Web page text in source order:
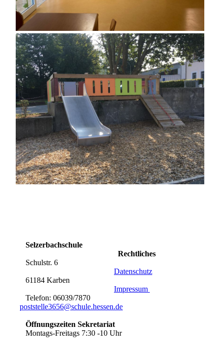
Selzerbachschule
Rechtliches
Schulstr. 6
Datenschutz
61184 Karben
Impressum
Telefon: 06039/7870
poststelle3656@schule.hessen.de
Öffnungszeiten Sekretariat
Montags-Freitags 7:30 -10 Uhr